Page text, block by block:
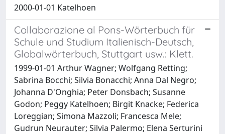
2000-01-01 Katelhoen
Collaborazione al Pons-Wörterbuch für
Schule und Studium Italienisch-Deutsch,
Globalwörterbuch, Stuttgart usw.: Klett.
1999-01-01 Arthur Wagner; Wolfgang Retting;
Sabrina Bocchi; Silvia Bonacchi; Anna Dal Negro;
Johanna D'Onghia; Peter Donsbach; Susanne
Godon; Peggy Katelhoen; Birgit Knacke; Federica
Loreggian; Simona Mazzoli; Francesca Mele;
Gudrun Neurauter; Silvia Palermo; Elena Serturini